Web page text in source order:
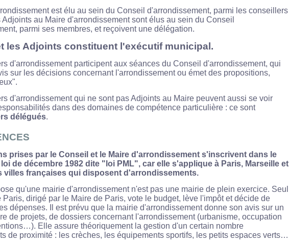
est élu au sein du Conseil d'arrondissement, parmi les conseillers
au Maire d'arrondissement sont élus au sein du Conseil
parmi ses membres, et reçoivent une délégation.
les Adjoints constituent l'exécutif municipal.
d'arrondissement participent aux séances du Conseil d'arrondissement, qui
sur les décisions concernant l'arrondissement ou émet des propositions,
d'arrondissement qui ne sont pas Adjoints au Maire peuvent aussi se voir
dans des domaines de compétence particulière : ce sont
délégués.
prises par le Conseil et le Maire d'arrondissement s'inscrivent dans le
de décembre 1982 dite "loi PML", car elle s'applique à Paris, Marseille et
villes françaises qui disposent d'arrondissements.
qu'une mairie d'arrondissement n'est pas une mairie de plein exercice. Seul
Paris, dirigé par le Maire de Paris, vote le budget, lève l'impôt et décide de
dépenses. Il est prévu que la mairie d'arrondissement donne son avis sur un
de projets, de dossiers concernant l'arrondissement (urbanisme, occupation
Elle assure théoriquement la gestion d'un certain nombre
de proximité : les crèches, les équipements sportifs, les petits espaces verts…